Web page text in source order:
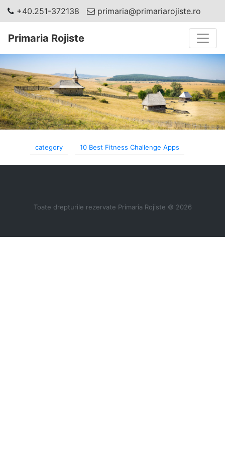
+40.251-372138 primaria@primariarojiste.ro
Primaria Rojiste
category 10 Best Fitness Challenge Apps
Toate drepturile rezervate Primaria Rojiste © 2026